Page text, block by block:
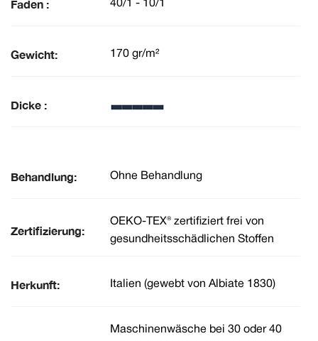
Faden : 40/1 - 10/1
Gewicht: 170 gr/m²
Dicke :
Behandlung: Ohne Behandlung
Zertifizierung:
OEKO-TEX® zertifiziert frei von
gesundheitsschädlichen Stoffen
Herkunft: Italien (gewebt von Albiate 1830)
Maschinenwäsche bei 30 oder 40